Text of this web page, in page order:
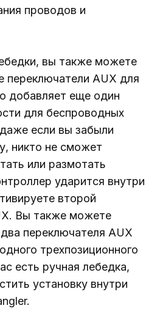
проводов и
вы также можете
переключатели AUX для
добавляет еще один
для беспроводных
если вы забыли
никто не сможет
или размотать
ударится внутри
второй
Вы также можете
переключателя AUX
трехпозиционного
есть ручная лебедка,
установку внутри